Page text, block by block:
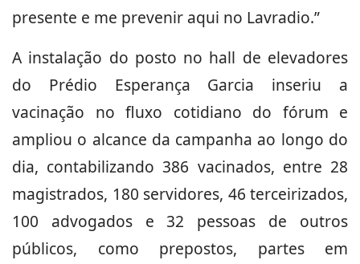
presente e me prevenir aqui no Lavradio.”
A instalação do posto no hall de elevadores
do Prédio Esperança Garcia inseriu a
vacinação no fluxo cotidiano do fórum e
ampliou o alcance da campanha ao longo do
dia, contabilizando 386 vacinados, entre 28
magistrados, 180 servidores, 46 terceirizados,
100 advogados e 32 pessoas de outros
públicos, como prepostos, partes em